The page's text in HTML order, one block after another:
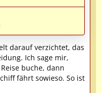
Uhr)
kurzer Rundblick vom
fantastisch aus,
an zu regnen. OK,
Geiranger
Einwohner. Die…
darauf verzichtet, das
Ich sage mir,
buche, dann
fährt sowieso. So ist